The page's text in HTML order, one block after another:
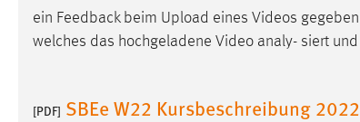
ein Feedback beim Upload eines Videos
welches das hochgeladene Video analy- siert
[PDF] SBEe W22 Kursbeschreibung